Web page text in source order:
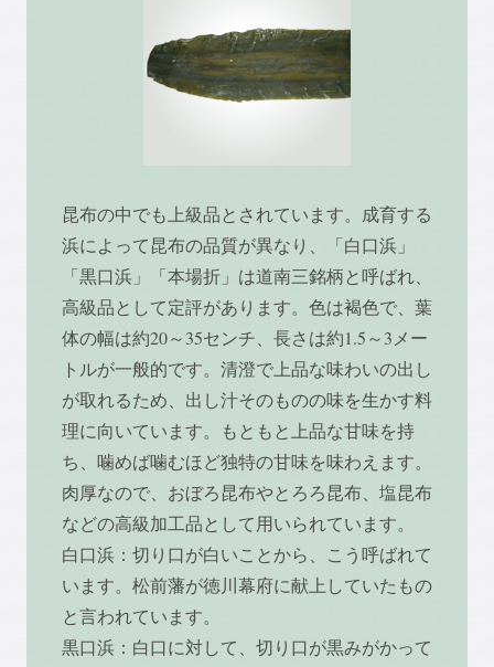
昆布の中でも上級品とされています。成育する
浜によって昆布の品質が異なり、「白口浜」
「黒口浜」「本場折」は道南三銘柄と呼ばれ、
高級品として定評があります。色は褐色で、葉
体の幅は約20～35センチ、長さは約1.5～3メー
トルが一般的です。清澄で上品な味わいの出し
が取れるため、出し汁そのものの味を生かす料
理に向いています。もともと上品な甘味を持
ち、噛めば噛むほど独特の甘味を味わえます。
肉厚なので、おぼろ昆布やとろろ昆布、塩昆布
などの高級加工品として用いられています。
白口浜：切り口が白いことから、こう呼ばれて
います。松前藩が徳川幕府に献上していたもの
と言われています。
黒口浜：白口に対して、切り口が黒みがかって